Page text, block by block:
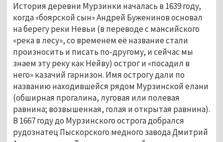
История деревни Мурзинки началась в 1639 году,
когда «боярской сын» Андрей Буженинов основал
на берегу реки Невьи (в переводе с мансийского
«река в лесу», со временем её название стали
произносить и писать по-другому, и сейчас мы
знаем эту реку как Нейву) острог и «посадил в
него» казачий гарнизон. Имя острогу дали по
названию находившейся рядом Мурзинской елани
(обширная прогалина, луговая или полевая
равнина; возвышенная, голая и открытая равнина)
В 1667 году до Мурзинского острога добрался
рудознатец Пыскорского медного завода Дмитрий